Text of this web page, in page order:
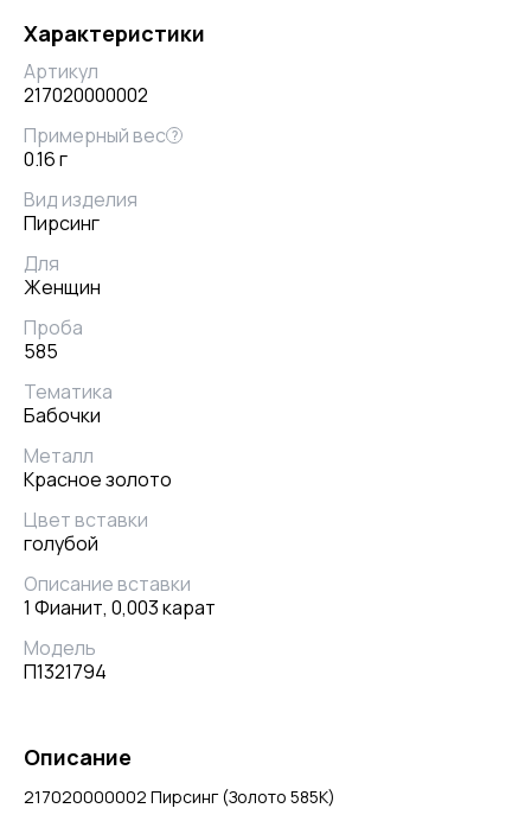
Характеристики
Артикул
217020000002
Примерный вес ?
0.16 г
Вид изделия
Пирсинг
Для
Женщин
Проба
585
Тематика
Бабочки
Металл
Красное золото
Цвет вставки
голубой
Описание вставки
1 Фианит, 0,003 карат
Модель
П1321794
Описание
217020000002 Пирсинг (Золото 585К)